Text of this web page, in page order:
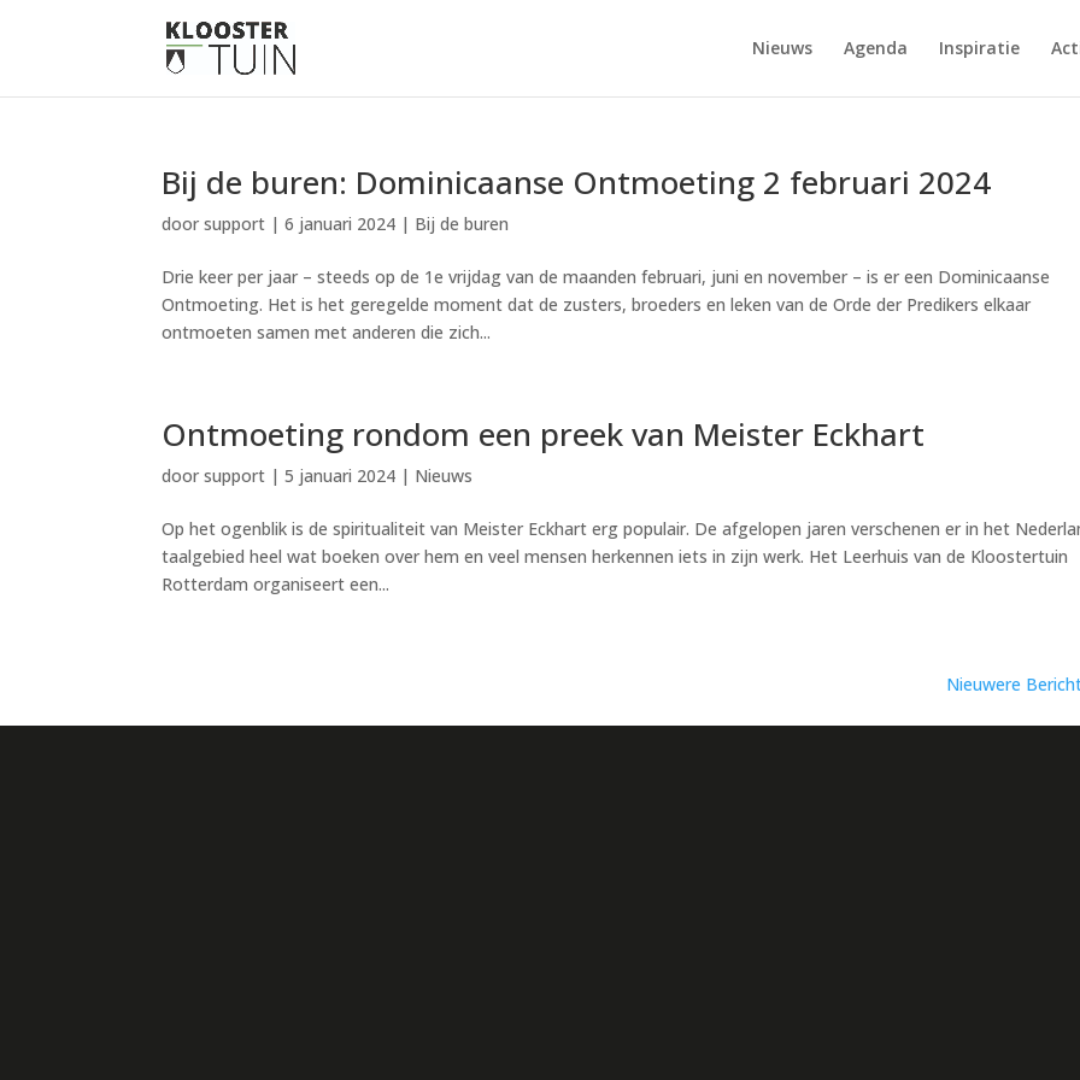
Nieuws Agenda Inspiratie
Bij de buren: Dominicaanse Ontmoeting 2 februari 2024
doorsupport |6 januari 2024 | Bij de buren
Drie keer per jaar – steeds op de 1e vrijdag van de maanden februari, juni en november – is er een Dominicaanse
Ontmoeting. Het is het geregelde moment dat de zusters, broeders en leken van de Orde der Predikers elkaar
ontmoeten samen met anderen die zich...
Ontmoeting rondom een preek van Meister Eckhart
doorsupport |5 januari 2024 | Nieuws
Op het ogenblik is de spiritualiteit van Meister Eckhart erg populair. De afgelopen jaren verschenen er in het
taalgebied heel wat boeken over hem en veel mensen herkennen iets in zijn werk. Het Leerhuis van de Kloostertuin
Rotterdam organiseert een...
Nieuwere